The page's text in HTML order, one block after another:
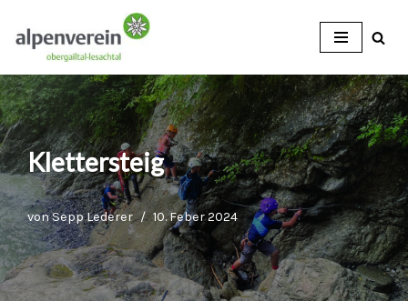
Zum
Inhalt
Klettersteig
vonSepp Lederer 10. Feber 2024